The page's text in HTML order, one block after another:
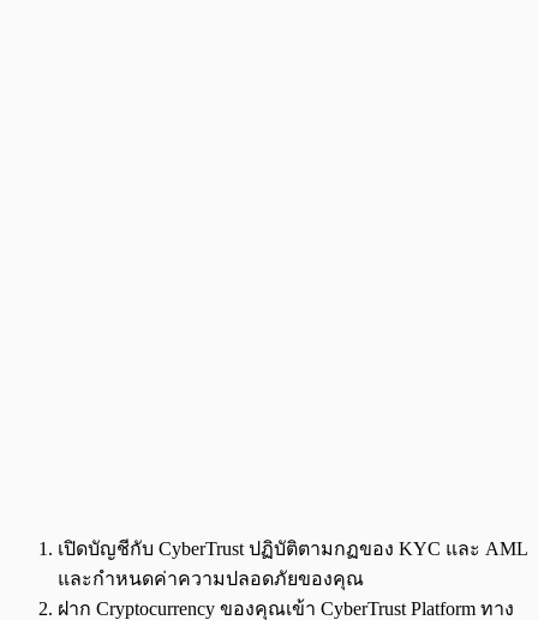
เปิดบัญชีกับ CyberTrust ปฏิบัติตามกฏของ KYC และ AML
และกำหนดค่าความปลอดภัยของคุณ
ฝาก Cryptocurrency ของคุณเข้า CyberTrust Platform ทาง